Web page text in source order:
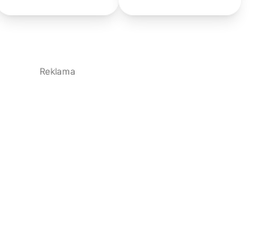
Reklama